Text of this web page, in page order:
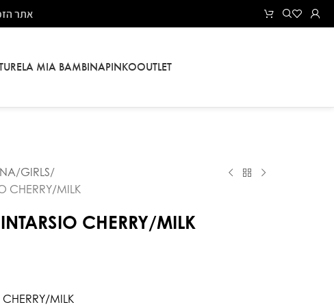
אתר
LA MIA BAMBINAPINKOOUTLET
GIRLS
CHERRY/MILK
CHERRY/MILK
MILK